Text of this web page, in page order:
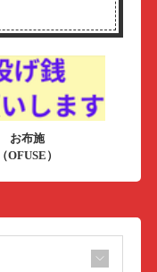
お布施
（OFUSE）